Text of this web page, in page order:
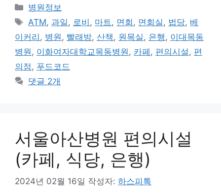
카
테
리
병원정보
태
그
ATM, 과일, 로비 , 마트, 면회 , 면회실, 법당, 베
이커리 , 병원, 빨래방, 산책, 원목실, 은행, 이대목동
병원, 이화여자대학교목동병원, 카페 , 편의시설 , 편
의점, 푸드코드
댓글 2개
서울아산병원 편의시설
(카페, 식당, 은행)
2024년 02월 16일 작성자: 하스피톡